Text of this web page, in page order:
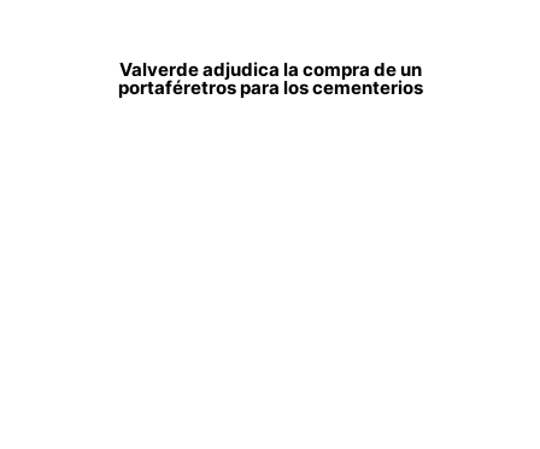
Valverde adjudica la compra de un
portaféretros para los cementerios